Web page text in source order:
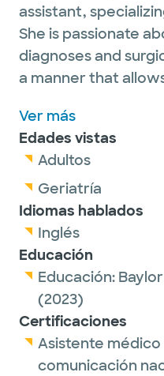
assistant,
She is passionate
diagnoses and
a manner that
treatment plans. It
her adolescent and
and respected in
Giselle is a proud
Academy of
American
Assistants.
Outside of work,
spending time with
Ver más
Edades vistas
Adultos
Geriatría
Idiomas hablados
Inglés
Educación
Educación:
(2023)
Certificaciones
Asistente
comunicación